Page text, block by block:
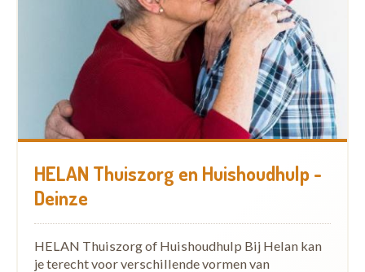
HELAN Thuiszorg en Huishoudhulp -
Deinze
HELAN Thuiszorg of Huishoudhulp Bij Helan kan
je terecht voor verschillende vormen van